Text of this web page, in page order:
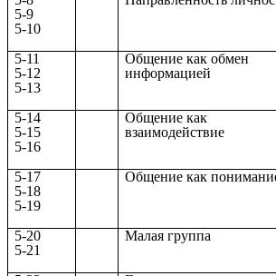
5-9
5-10
5-11
5-12
5-13
Общение как обмен
информацией
5-14
5-15
5-16
Общение как
взаимодействие
5-17
5-18
5-19
Общение как
5-20
5-21
Малая группа